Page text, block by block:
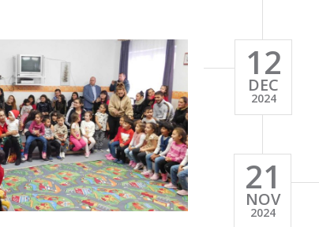
12
DEC
2024
21
NOV
2024